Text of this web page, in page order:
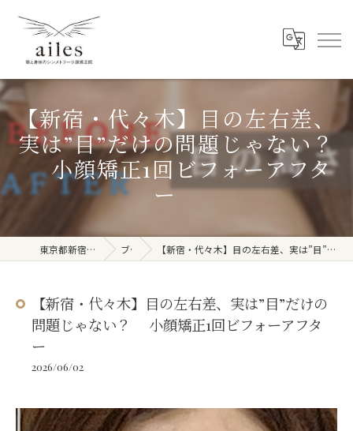
【新宿・代々木】目の左右差、
実は”目”だけの問題じゃない？
小顔矯正1回ビフォーアフタ
ー
東京都新宿周辺の整体ならailes ブログ 【新宿・代々木】目の左右差、実は”目”だけの問題じゃない？ 小顔矯正1回ビフォーアフター
【新宿・代々木】目の左右差、実は”目”だけの
問題じゃない？ 小顔矯正1回ビフォーアフタ
ー
2026/06/02